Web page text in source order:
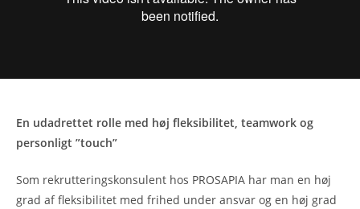
En udadrettet rolle med høj fleksibilitet, teamwork og
personligt ”touch”
Som rekrutteringskonsulent hos PROSAPIA har man en høj
grad af fleksibilitet med frihed under ansvar og en høj grad